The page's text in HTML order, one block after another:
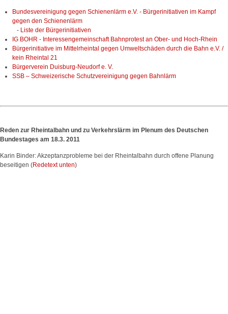
Bundesvereinigung gegen Schienenlärm e.V. - Bürgerinitiativen im Kampf
gegen den Schienenlärm
- Liste der Bürgerinitiativen
IG BOHR - Interessengemeinschaft Bahnprotest an Ober- und Hoch-Rhein
Bürgerinitiative im Mittelrheintal gegen Umweltschäden durch die Bahn e.V. /
kein Rheintal 21
Bürgerverein Duisburg-Neudorf e. V.
SSB – Schweizerische Schutzvereinigung gegen Bahnlärm
Reden zur Rheintalbahn und zu Verkehrslärm im Plenum des Deutschen
Bundestages am 18.3. 2011
Karin Binder: Akzeptanzprobleme bei der Rheintalbahn durch offene Planung
beseitigen (Redetext unten)